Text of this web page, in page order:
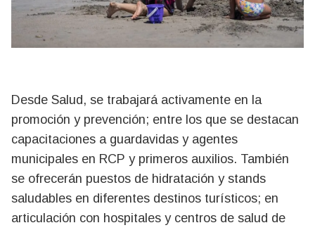
Desde Salud, se trabajará activamente en la
promoción y prevención; entre los que se destacan
capacitaciones a guardavidas y agentes
municipales en RCP y primeros auxilios. También
se ofrecerán puestos de hidratación y stands
saludables en diferentes destinos turísticos; en
articulación con hospitales y centros de salud de